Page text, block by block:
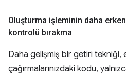
Oluşturma işleminin daha
kontrolü bırakma
Daha gelişmiş bir getiri tekniği,
çağırmalarınızdaki kodu,